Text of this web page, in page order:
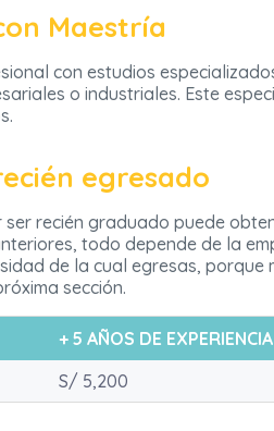
Maestría
con estudios
o industriales. Este
egresado
recién graduado puede
todo depende de la
de la cual egresas,
sección.
+ 5 AÑOS DE EXPERIENCIA
S/ 5,200